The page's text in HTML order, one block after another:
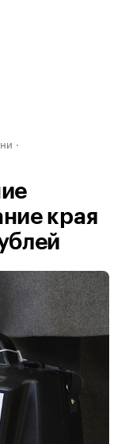
края